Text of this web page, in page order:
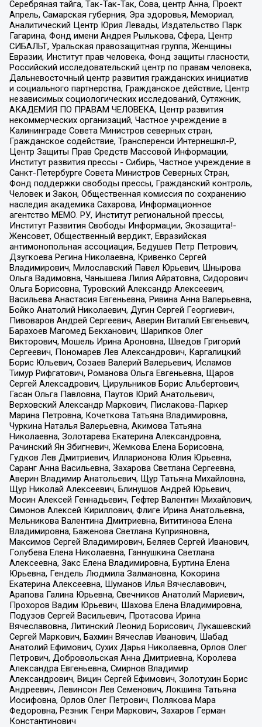
Серебряная тайга, Так-Так-Так, Сова, центр Анна, Проект
Апрель, Самарская губерния, Эра здоровья, Мемориал,
Аналитический Центр Юрия Левады, Издательство Парк
Гагарина, Фонд имени Андрея Рылькова, Сфера, Центр
СИБАЛЬТ, Уральская правозащитная группа, Женщины
Евразии, Институт прав человека, Фонд защиты гласности,
Российский исследовательский центр по правам человека,
Дальневосточный центр развития гражданских инициатив
и социального партнерства, Гражданское действие, Центр
независимых социологических исследований, Сутяжник,
АКАДЕМИЯ ПО ПРАВАМ ЧЕЛОВЕКА, Центр развития
некоммерческих организаций, Частное учреждение в
Калининграде Совета Министров северных стран,
Гражданское содействие, Трансперенси Интернешнл-Р,
Центр Защиты Прав Средств Массовой Информации,
Институт развития прессы - Сибирь, Частное учреждение в
Санкт-Петербурге Совета Министров Северных Стран,
Фонд поддержки свободы прессы, Гражданский контроль,
Человек и Закон, Общественная комиссия по сохранению
наследия академика Сахарова, Информационное
агентство МЕМО. РУ, Институт региональной прессы,
Институт Развития Свободы Информации, Экозащита!-
Женсовет, Общественный вердикт, Евразийская
антимонопольная ассоциация, Бедушев Петр Петрович,
Дзугкоева Регина Николаевна, Кривенко Сергей
Владимирович, Милославский Павел Юрьевич, Шнырова
Ольга Вадимовна, Чанышева Лилия Айратовна, Сидорович
Ольга Борисовна, Туровский Александр Алексеевич,
Васильева Анастасия Евгеньевна, Ривина Анна Валерьевна,
Бойко Анатолий Николаевич, Дугин Сергей Георгиевич,
Пивоваров Андрей Сергеевич, Аверин Виталий Евгеньевич,
Барахоев Магомед Бекханович, Шарипков Олег
Викторович, Мошель Ирина Ароновна, Шведов Григорий
Сергеевич, Пономарев Лев Александрович, Каргалицкий
Борис Юльевич, Созаев Валерий Валерьевич, Исламов
Тимур Рифгатович, Романова Ольга Евгеньевна, Щаров
Сергей Алексадрович, Цирульников Борис Альбертович,
Гасан Ольга Павловна, Паутов Юрий Анатольевич,
Верховский Александр Маркович, Пислакова-Паркер
Марина Петровна, Кочеткова Татьяна Владимировна,
Чуркина Наталья Валерьевна, Акимова Татьяна
Николаевна, Золотарева Екатерина Александровна,
Рачинский Ян Збигневич, Жемкова Елена Борисовна,
Гудков Лев Дмитриевич, Илларионова Юлия Юрьевна,
Саранг Анна Васильевна, Захарова Светлана Сергеевна,
Аверин Владимир Анатольевич, Щур Татьяна Михайловна,
Щур Николай Алексеевич, Блинушов Андрей Юрьевич,
Мосин Алексей Геннадьевич, Гефтер Валентин Михайлович,
Симонов Алексей Кириллович, Флиге Ирина Анатольевна,
Мельникова Валентина Дмитриевна, Вититинова Елена
Владимировна, Баженова Светлана Куприяновна,
Максимов Сергей Владимирович, Беляев Сергей Иванович,
Голубева Елена Николаевна, Ганнушкина Светлана
Алексеевна, Закс Елена Владимировна, Буртина Елена
Юрьевна, Гендель Людмила Залмановна, Кокорина
Екатерина Алексеевна, Шуманов Илья Вячеславович,
Арапова Галина Юрьевна, Свечников Анатолий Мариевич,
Прохоров Вадим Юрьевич, Шахова Елена Владимировна,
Подузов Сергей Васильевич, Протасова Ирина
Вячеславовна, Литинский Леонид Борисович, Лукашевский
Сергей Маркович, Бахмин Вячеслав Иванович, Шабад
Анатолий Ефимович, Сухих Дарья Николаевна, Орлов Олег
Петрович, Добровольская Анна Дмитриевна, Королева
Александра Евгеньевна, Смирнов Владимир
Александрович, Вицин Сергей Ефимович, Золотухин Борис
Андреевич, Левинсон Лев Семенович, Локшина Татьяна
Иосифовна, Орлов Олег Петрович, Полякова Мара
Федоровна, Резник Генри Маркович, Захаров Герман
Константинович